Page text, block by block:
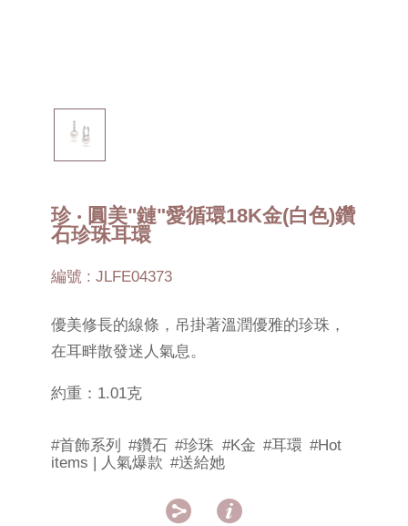
珍 ‧ 圓美"鏈"愛循環18K金(白色)鑽
石珍珠耳環
編號 : JLFE04373
優美修長的線條，吊掛著溫潤優雅的珍珠，
在耳畔散發迷人氣息。
約重：1.01克
#首飾系列 #鑽石 #珍珠 #K金 #耳環 #Hot
items | 人氣爆款 #送給她
 